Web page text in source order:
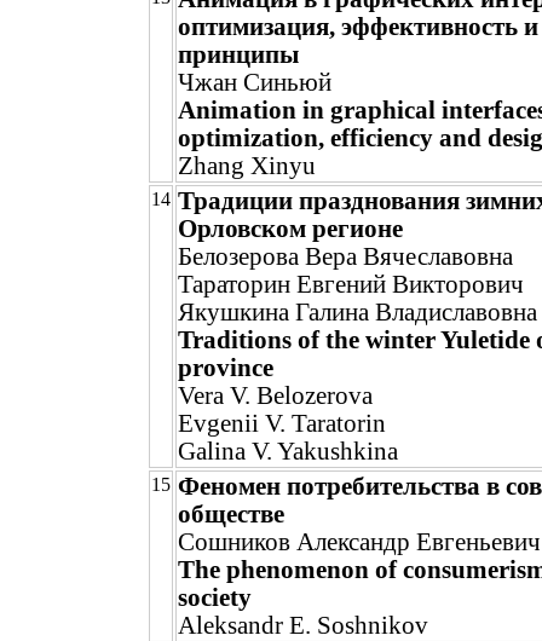
оптимизация, эффективность
принципы
Чжан Синьюй
Animation in graphical
optimization, efficiency and
Zhang Xinyu
14 Традиции празднования
Орловском регионе
Белозерова Вера Вячеславовна
Тараторин Евгений Викторович
Якушкина Галина Владиславовна
Traditions of the winter Yuletide
province
Vera V. Belozerova
Evgenii V. Taratorin
Galina V. Yakushkina
15 Феномен потребительства в
обществе
Сошников Александр Евгеньевич
The phenomenon of
society
Aleksandr E. Soshnikov